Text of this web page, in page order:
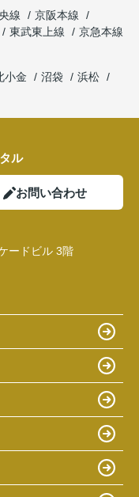
線
京阪本線
東武東上線
京急本線
小金 沼袋
浜松
ル
お問い合わせ
ードビル 3階